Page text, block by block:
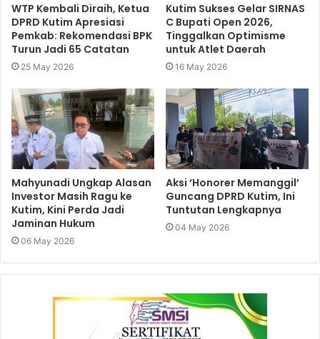
WTP Kembali Diraih, Ketua
DPRD Kutim Apresiasi
Pemkab: Rekomendasi BPK
Turun Jadi 65 Catatan
25 May 2026
Kutim Sukses Gelar SIRNAS
C Bupati Open 2026,
Tinggalkan Optimisme
untuk Atlet Daerah
16 May 2026
Mahyunadi Ungkap Alasan
Investor Masih Ragu ke
Kutim, Kini Perda Jadi
Jaminan Hukum
06 May 2026
Aksi ‘Honorer Memanggil’
Guncang DPRD Kutim, Ini
Tuntutan Lengkapnya
04 May 2026